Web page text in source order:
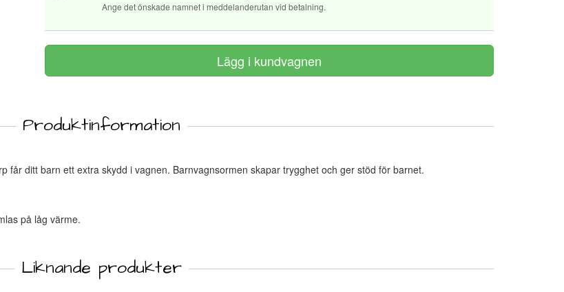
Ange det önskade namnet i meddelanderutan vid betalning.
Produktinformation
får ditt barn ett extra skydd i vagnen. Barnvagnsormen skapar trygghet och ger stöd för barnet.
på låg värme.
Liknande produkter